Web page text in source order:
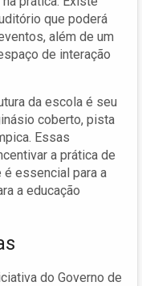
que poderá
além de um
de interação
da escola é seu
coberto, pista
Essas
a prática de
essencial para a
a educação
do Governo de